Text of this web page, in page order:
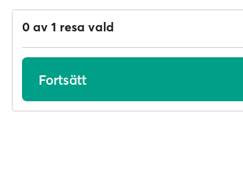
0 av 1 resa vald
Fortsätt